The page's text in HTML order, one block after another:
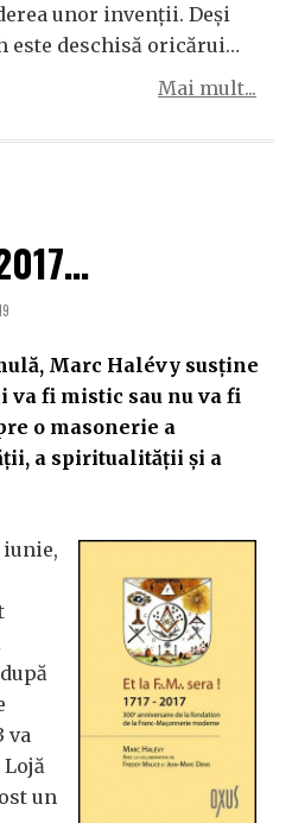
unor invenții. Deși
este deschisă oricărui…
Mai mult...
Marc Halévy susține
va fi mistic sau nu va fi
o masonerie a
a spiritualității și a
iunie,
va
Lojă
un